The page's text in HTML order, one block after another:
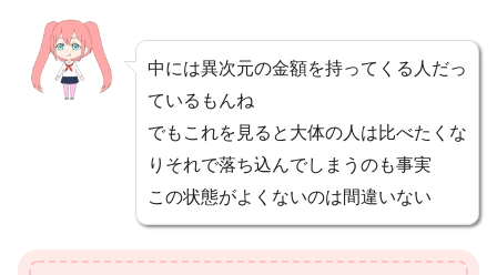
中には異次元の金額を持ってくる人だっ
ているもんね
でもこれを見ると大体の人は比べたくな
りそれで落ち込んでしまうのも事実
この状態がよくないのは間違いない